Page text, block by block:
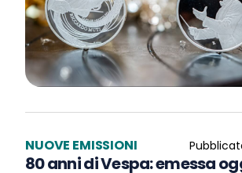
NUOVE EMISSIONI
80 anni di Vespa: emessa